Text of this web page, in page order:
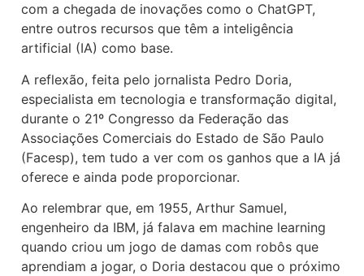
com a chegada de inovações como o ChatGPT,
entre outros recursos que têm a inteligência
artificial (IA) como base.
A reflexão, feita pelo jornalista Pedro Doria,
especialista em tecnologia e transformação digital,
durante o 21º Congresso da Federação das
Associações Comerciais do Estado de São Paulo
(Facesp), tem tudo a ver com os ganhos que a IA já
oferece e ainda pode proporcionar.
Ao relembrar que, em 1955, Arthur Samuel,
engenheiro da IBM, já falava em machine learning
quando criou um jogo de damas com robôs que
aprendiam a jogar, o Doria destacou que o próximo